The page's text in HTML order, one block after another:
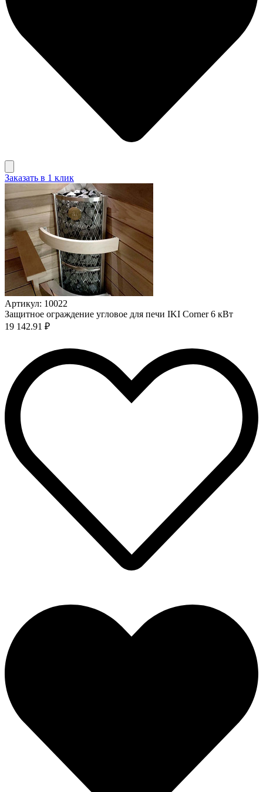
Заказать в 1 клик
Артикул: 10022
Защитное ограждение угловое для печи IKI Corner 6 кВт
19 142.91 ₽